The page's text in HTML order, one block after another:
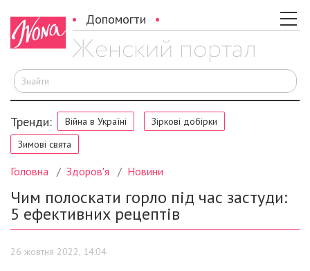
Допомогти
Тренди: Війна в Україні
Зіркові добірки
Зимові свята
Головна Здоров'я Новини
Чим полоскати горло під час застуди:
5 ефективних рецептів
26 жовтня 2022, 14:04